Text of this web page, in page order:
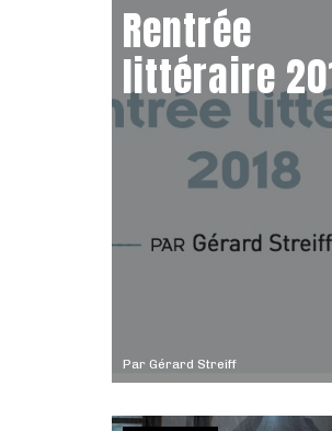
Par Gérard Streiff
Rentrée
littéraire